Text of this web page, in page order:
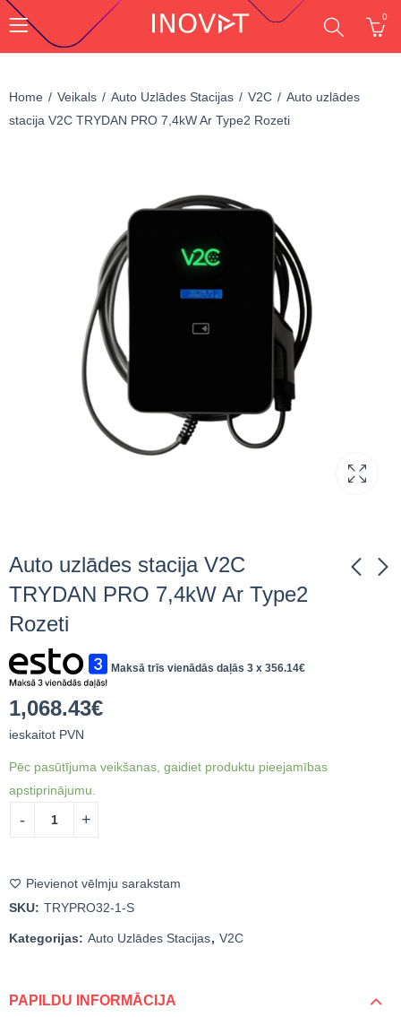
0
Home Veikals Auto Uzlādes Stacijas V2C
Auto uzlādes
stacija V2C TRYDAN PRO 7,4kW Ar Type2 Rozeti
Auto uzlādes stacija V2C
TRYDAN PRO 7,4kW Ar Type2
Rozeti
22kW Kabelis T2 10M
1,315.39€
7,4kW Kabelis T2 10M
1,227.36
Maksā trīs vienādās daļās 3 x 356.14€
1,068.43€
ieskaitot PVN
Pēc pasūtījuma veikšanas, gaidiet produktu pieejamības
apstiprinājumu.
Pievienot vēlmju sarakstam
SKU: TRYPRO32-1-S
Kategorijas: Auto Uzlādes Stacijas, V2C
PAPILDU INFORMĀCIJA